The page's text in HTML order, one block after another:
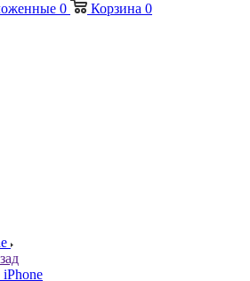
0 Корзина 0